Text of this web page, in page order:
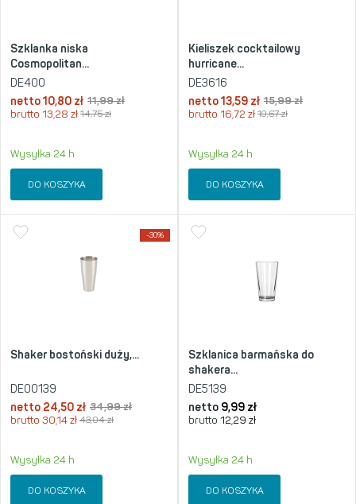
Szklanka niska
Cosmopolitan...
DE400
netto10,80 zł 11,99zł
brutto 13,28 zł 14,75zł
Wysyłka 24 h
DO KOSZYKA
Kieliszek cocktailowy
hurricane...
DE3616
netto13,59 zł 15,99zł
brutto 16,72 zł 19,67zł
Wysyłka 24 h
DO KOSZYKA
-30%
Shaker bostoński duży,...
DE00139
netto 24,50 zł 34,99zł
brutto 30,14 zł 43,04zł
Wysyłka 24 h
DO KOSZYKA
Szklanica barmańska do
shakera...
DE5139
netto 9,99 zł
brutto 12,29 zł
Wysyłka 24 h
DO KOSZYKA